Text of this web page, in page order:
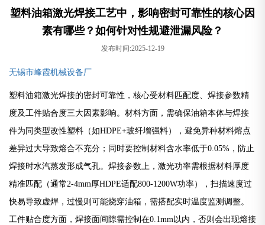
塑料油箱激光焊接工艺中，影响密封可靠性的核心因
素有哪些？如何针对性规避泄漏风险？
发布时间:2025-12-19
无锡市峰霞机械设备厂
塑料油箱激光焊接的密封可靠性，核心受材料匹配度、焊接参数精
度及工件贴合度三大因素影响。材料方面，需确保油箱本体与焊接
件为同类型改性塑料（如HDPE+玻纤增强料），避免异种材料熔点
差异过大导致熔合不充分；同时要控制材料含水率低于0.05%，防止
焊接时水汽蒸发形成气孔。焊接参数上，激光功率需根据材料厚度
精准匹配（通常2-4mm厚HDPE适配800-1200W功率），扫描速度过
快易导致虚焊，过慢则可能烧穿油箱，需搭配实时温度监测调整。
工件贴合度方面，焊接面间隙需控制在0.1mm以内，否则会出现熔接